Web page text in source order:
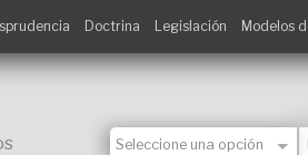
Doctrina Legislación Modelos